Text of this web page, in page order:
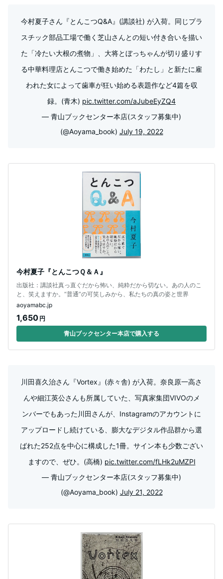
今村夏子さん『とんこつQ&A』(講談社) が入荷。同じプラ
スチック部品工場で働く芝山さんとの短い付き合いを描い
た「冷たい大根の煮物」、大将とぼっちゃんが切り盛りす
る中華料理店とんこつで働き始めた「わたし」と新たに雇
われた女によって歯車が狂い始める表題作など4篇を収
録。(青木) pic.twitter.com/aJubeEyZQ4
— 青山ブックセンター本店(スタッフ募集中)
(@Aoyama_book) July 19, 2022
今村夏子『とんこつＱ＆Ａ』
出版社：講談社真っ直ぐだから怖い、純粋だから切ない。あの人のこ
と、笑えますか。“普通”の可笑しみから、私たちの真の姿と世界
aoyamabc.jp
1,650 円
青山ブックセンター本店で購入する
川田喜久治さん『Vortex』(赤々舎) が入荷。奈良原一高さ
んや細江英公さんも所属していた、写真家集団VIVOのメ
ンバーでもあった川田さんが、Instagramのアカウントに
アップロードし続けている、膨大なデジタル作品群から選
ばれた252点を中心に構成した1冊。サイン本も少数ござい
ますので、ぜひ。(高橋) pic.twitter.com/fLHk2uMZPI
— 青山ブックセンター本店(スタッフ募集中)
(@Aoyama_book) July 21, 2022